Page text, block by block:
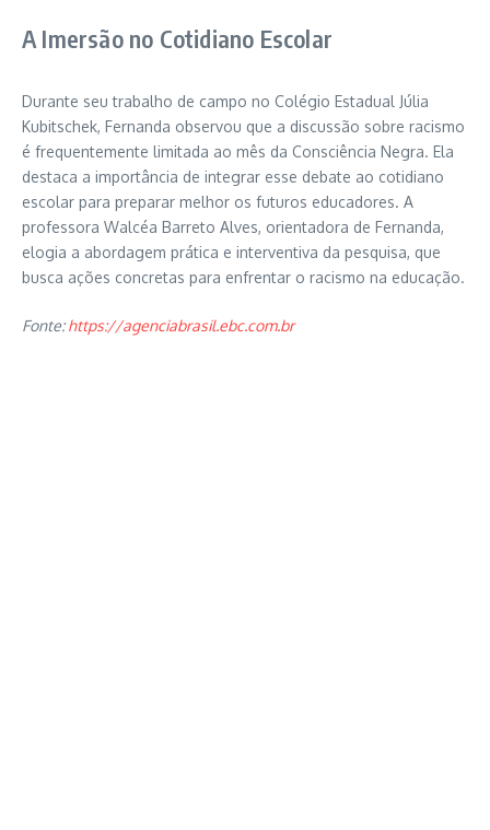
A Imersão no Cotidiano Escolar
Durante seu trabalho de campo no Colégio Estadual Júlia
Kubitschek, Fernanda observou que a discussão sobre racismo
é frequentemente limitada ao mês da Consciência Negra. Ela
destaca a importância de integrar esse debate ao cotidiano
escolar para preparar melhor os futuros educadores. A
professora Walcéa Barreto Alves, orientadora de Fernanda,
elogia a abordagem prática e interventiva da pesquisa, que
busca ações concretas para enfrentar o racismo na educação.
Fonte:https://agenciabrasil.ebc.com.br